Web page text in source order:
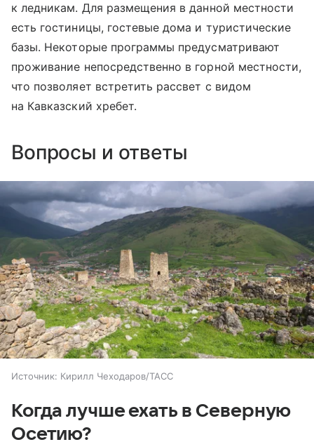
к ледникам. Для размещения в данной местности
есть гостиницы, гостевые дома и туристические
базы. Некоторые программы предусматривают
проживание непосредственно в горной местности,
что позволяет встретить рассвет с видом
на Кавказский хребет.
Вопросы и ответы
Источник: Кирилл Чеходаров/ТАСС
Когда лучше ехать в Северную
Осетию?